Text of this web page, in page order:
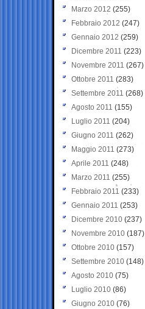
Marzo 2012 (255)
Febbraio 2012 (247)
Gennaio 2012 (259)
Dicembre 2011 (223)
Novembre 2011 (267)
Ottobre 2011 (283)
Settembre 2011 (268)
Agosto 2011 (155)
Luglio 2011 (204)
Giugno 2011 (262)
Maggio 2011 (273)
Aprile 2011 (248)
Marzo 2011 (255)
Febbraio 2011 (233)
Gennaio 2011 (253)
Dicembre 2010 (237)
Novembre 2010 (187)
Ottobre 2010 (157)
Settembre 2010 (148)
Agosto 2010 (75)
Luglio 2010 (86)
Giugno 2010 (76)